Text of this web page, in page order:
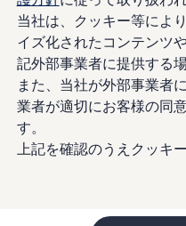
当社は、クッキー等によ
イズ化されたコンテンツ
記外部事業者に提供する
また、当社が外部事業者
業者が適切にお客様の同
す。
上記を確認のうえクッキ
ID.4
Polo
Polo GTI
Golf Touran
T-Roc
T-Roc R
フォルクスワーゲンマ
キャンペーン/イ
レビュー動画
オファー
アルミホイールでお車を
スチールホイールを装着
ワーゲン純正ホイールと
のホイールからお選びい
をこちらからご覧くださ
ホイー